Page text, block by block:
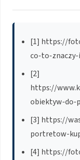
[1] https://
co-to-
[2]
https://
obiektyw-
[3] https://
portretow-
[4] https://